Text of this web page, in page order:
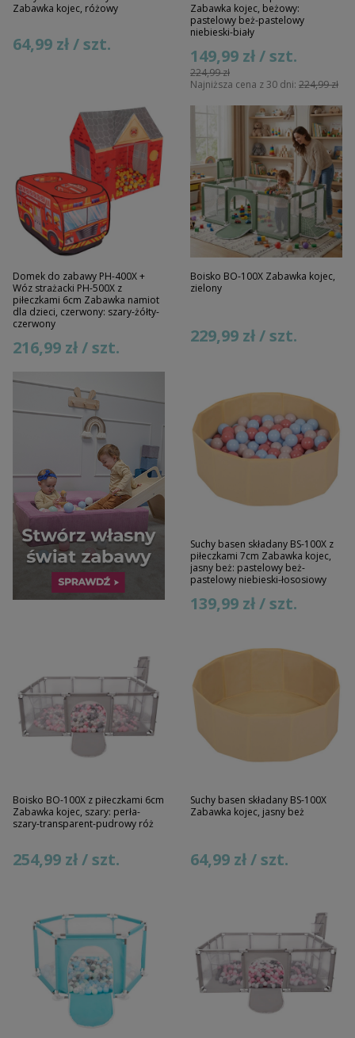
Zabawka kojec, różowy
64,99 zł / szt.
Zabawka kojec, beżowy:
pastelowy beż-pastelowy
niebieski-biały
224,99 zł
149,99 zł / szt.
Najniższa cena z 30 dni: 224,99 zł
Domek do zabawy PH-400X +
Wóz strażacki PH-500X z
piłeczkami 6cm Zabawka namiot
dla dzieci, czerwony: szary-żółty-
czerwony
216,99 zł / szt.
Boisko BO-100X Zabawka kojec,
zielony
229,99 zł / szt.
Suchy basen składany BS-100X z
piłeczkami 7cm Zabawka kojec,
jasny beż: pastelowy beż-
pastelowy niebieski-łososiowy
139,99 zł / szt.
Boisko BO-100X z piłeczkami 6cm
Zabawka kojec, szary: perła-
szary-transparent-pudrowy róż
254,99 zł / szt.
Suchy basen składany BS-100X
Zabawka kojec, jasny beż
64,99 zł / szt.